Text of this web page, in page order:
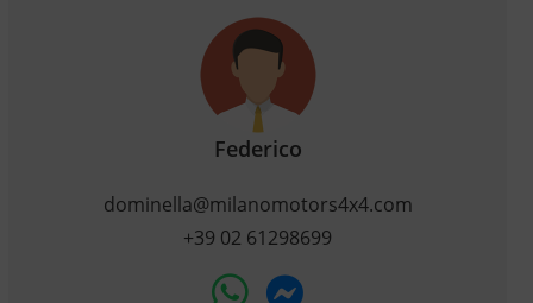
Federico
dominella@milanomotors4x4.com
+39 02 61298699